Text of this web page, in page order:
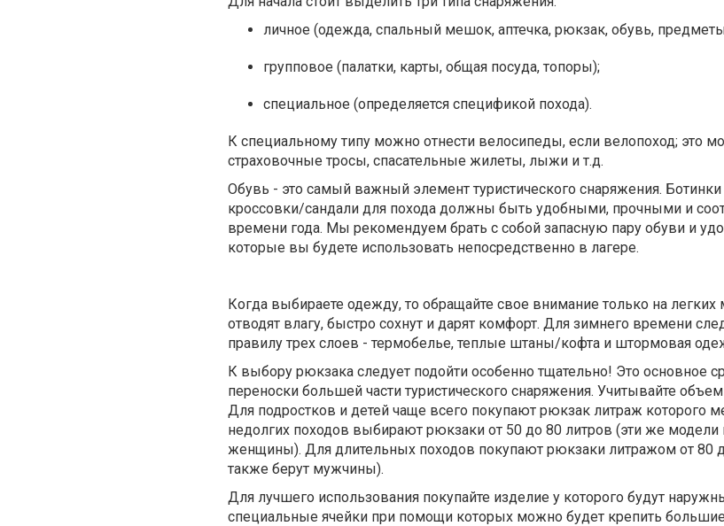
личное (одежда, спальный мешок, аптечка, рюкзак, обувь,
групповое (палатки, карты, общая посуда, топоры);
специальное (определяется спецификой похода).
К специальному типу можно отнести велосипеды, если велопоход; это
страховочные тросы, спасательные жилеты, лыжи и т.д.
Обувь - это самый важный элемент туристического снаряжения.
кроссовки/сандали для похода должны быть удобными, прочными и
времени года. Мы рекомендуем брать с собой запасную пару обуви и
которые вы будете использовать непосредственно в лагере.
Когда выбираете одежду, то обращайте свое внимание только на легких
отводят влагу, быстро сохнут и дарят комфорт. Для зимнего времени
правилу трех слоев - термобелье, теплые штаны/кофта и штормовая
К выбору рюкзака следует подойти особенно тщательно! Это основное
переноски большей части туристического снаряжения. Учитывайте
Для подростков и детей чаще всего покупают рюкзак литраж которого
недолгих походов выбирают рюкзаки от 50 до 80 литров (эти же модели
женщины). Для длительных походов покупают рюкзаки литражом от 80
также берут мужчины).
Для лучшего использования покупайте изделие у которого будут
специальные ячейки при помощи которых можно будет крепить